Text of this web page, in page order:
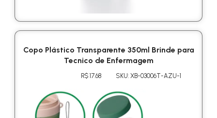
Copo Plástico Transparente 350ml Brinde para
Tecnico de Enfermagem
R$ 17.68 SKU: XB-03006T-AZU-1